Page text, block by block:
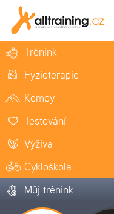
Trénink
Fyzioterapie
Kempy
Testování
Výživa
Cykloškola
Můj trénink